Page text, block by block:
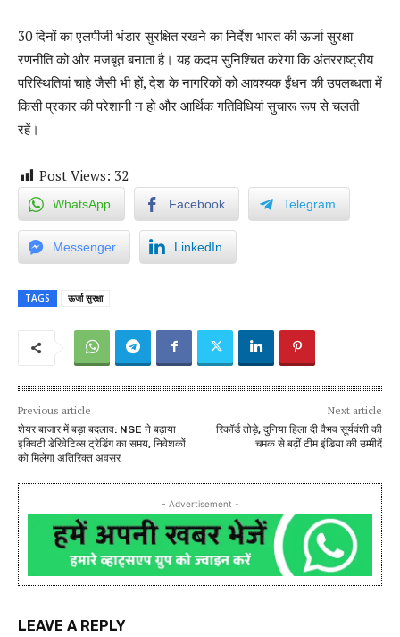
30 दिनों का एलपीजी भंडार सुरक्षित रखने का निर्देश भारत की ऊर्जा सुरक्षा
रणनीति को और मजबूत बनाता है। यह कदम सुनिश्चित करेगा कि अंतरराष्ट्रीय
परिस्थितियां चाहे जैसी भी हों, देश के नागरिकों को आवश्यक ईंधन की उपलब्धता में
किसी प्रकार की परेशानी न हो और आर्थिक गतिविधियां सुचारू रूप से चलती
रहें।
Post Views: 32
WhatsApp Facebook Telegram
Messenger LinkedIn
TAGS ऊर्जा सुरक्षा
Previous article
शेयर बाजार में बड़ा बदलाव: NSE ने बढ़ाया
इक्विटी डेरिवेटिव्स ट्रेडिंग का समय, निवेशकों
को मिलेगा अतिरिक्त अवसर
Next article
रिकॉर्ड तोड़े, दुनिया हिला दी वैभव सूर्यवंशी की
चमक से बढ़ीं टीम इंडिया की उम्मीदें
- Advertisement -
LEAVE A REPLY